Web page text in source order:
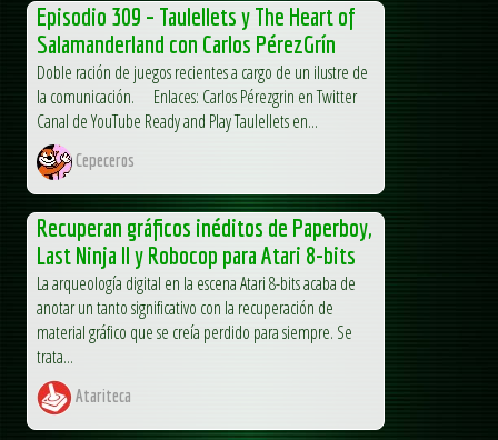
Episodio 309 – Taulellets y The Heart of
Salamanderland con Carlos PérezGrín
Doble ración de juegos recientes a cargo de un ilustre de
la comunicación. Enlaces: Carlos Pérezgrin en Twitter
Canal de YouTube Ready and Play Taulellets en...
Cepeceros
Recuperan gráficos inéditos de Paperboy,
Last Ninja II y Robocop para Atari 8-bits
La arqueología digital en la escena Atari 8-bits acaba de
anotar un tanto significativo con la recuperación de
material gráfico que se creía perdido para siempre. Se
trata...
Atariteca